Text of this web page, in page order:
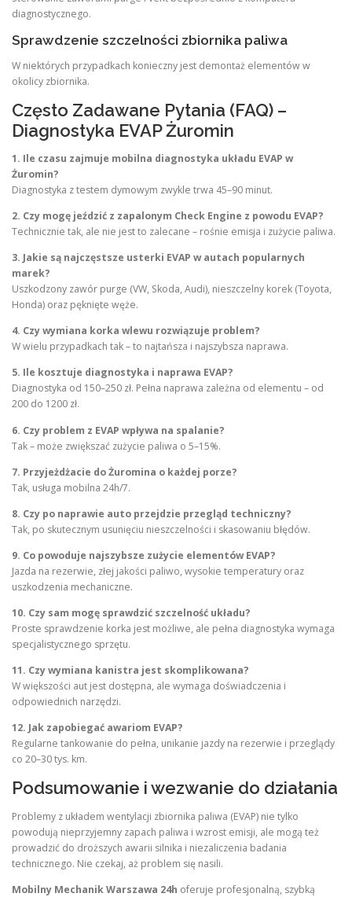
diagnostycznego.
Sprawdzenie szczelności zbiornika paliwa
W niektórych przypadkach konieczny jest demontaż elementów w
okolicy zbiornika.
Często Zadawane Pytania (FAQ) –
Diagnostyka EVAP Żuromin
1. Ile czasu zajmuje mobilna diagnostyka układu EVAP w
Żuromin?
Diagnostyka z testem dymowym zwykle trwa 45–90 minut.
2. Czy mogę jeździć z zapalonym Check Engine z powodu EVAP?
Technicznie tak, ale nie jest to zalecane – rośnie emisja i zużycie paliwa.
3. Jakie są najczęstsze usterki EVAP w autach popularnych
marek?
Uszkodzony zawór purge (VW, Skoda, Audi), nieszczelny korek (Toyota,
Honda) oraz pęknięte węże.
4. Czy wymiana korka wlewu rozwiązuje problem?
W wielu przypadkach tak – to najtańsza i najszybsza naprawa.
5. Ile kosztuje diagnostyka i naprawa EVAP?
Diagnostyka od 150–250 zł. Pełna naprawa zależna od elementu – od
200 do 1200 zł.
6. Czy problem z EVAP wpływa na spalanie?
Tak – może zwiększać zużycie paliwa o 5–15%.
7. Przyjeżdżacie do Żuromina o każdej porze?
Tak, usługa mobilna 24h/7.
8. Czy po naprawie auto przejdzie przegląd techniczny?
Tak, po skutecznym usunięciu nieszczelności i skasowaniu błędów.
9. Co powoduje najszybsze zużycie elementów EVAP?
Jazda na rezerwie, złej jakości paliwo, wysokie temperatury oraz
uszkodzenia mechaniczne.
10. Czy sam mogę sprawdzić szczelność układu?
Proste sprawdzenie korka jest możliwe, ale pełna diagnostyka wymaga
specjalistycznego sprzętu.
11. Czy wymiana kanistra jest skomplikowana?
W większości aut jest dostępna, ale wymaga doświadczenia i
odpowiednich narzędzi.
12. Jak zapobiegać awariom EVAP?
Regularne tankowanie do pełna, unikanie jazdy na rezerwie i przeglądy
co 20–30 tys. km.
Podsumowanie i wezwanie do działania
Problemy z układem wentylacji zbiornika paliwa (EVAP) nie tylko
powodują nieprzyjemny zapach paliwa i wzrost emisji, ale mogą też
prowadzić do droższych awarii silnika i niezaliczenia badania
technicznego. Nie czekaj, aż problem się nasili.
Mobilny Mechanik Warszawa 24h oferuje profesjonalną, szybką